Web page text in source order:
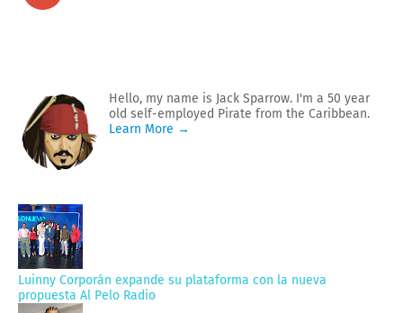
Hello, my name is Jack Sparrow. I'm a 50 year
old self-employed Pirate from the Caribbean.
Learn More →
Luinny Corporán expande su plataforma con la nueva
propuesta Al Pelo Radio